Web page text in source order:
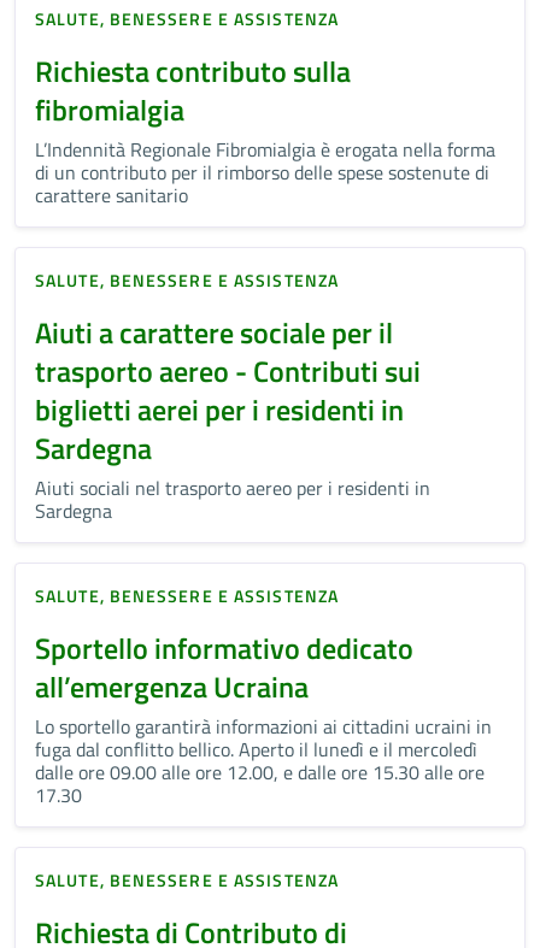
SALUTE, BENESSERE E ASSISTENZA
Richiesta contributo sulla
fibromialgia
L’Indennità Regionale Fibromialgia è erogata nella forma
di un contributo per il rimborso delle spese sostenute di
carattere sanitario
SALUTE, BENESSERE E ASSISTENZA
Aiuti a carattere sociale per il
trasporto aereo - Contributi sui
biglietti aerei per i residenti in
Sardegna
Aiuti sociali nel trasporto aereo per i residenti in
Sardegna
SALUTE, BENESSERE E ASSISTENZA
Sportello informativo dedicato
all’emergenza Ucraina
Lo sportello garantirà informazioni ai cittadini ucraini in
fuga dal conflitto bellico. Aperto il lunedì e il mercoledì
dalle ore 09.00 alle ore 12.00, e dalle ore 15.30 alle ore
17.30
SALUTE, BENESSERE E ASSISTENZA
Richiesta di Contributo di